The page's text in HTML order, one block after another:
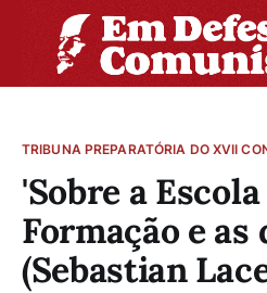
TRIBUNA PREPARATÓRIA DO XVII
'Sobre a
Formação e as
(Sebastian